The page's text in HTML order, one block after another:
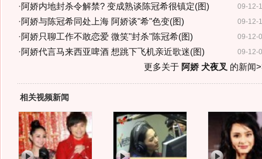
09-12-
·阿娇内地封杀令解禁? 变成熟谈陈冠希很镇定(图)
09-12-
·阿娇与陈冠希同处上海 阿娇谈"希"色变(图)
09-12-
·阿娇只聊工作不敢恋爱 微笑"封杀"陈冠希(图)
09-12-
·阿娇代言马来西亚啤酒 想跳下飞机亲近歌迷(图)
更多关于 阿娇 犬夜叉 的新闻
相关视频新闻